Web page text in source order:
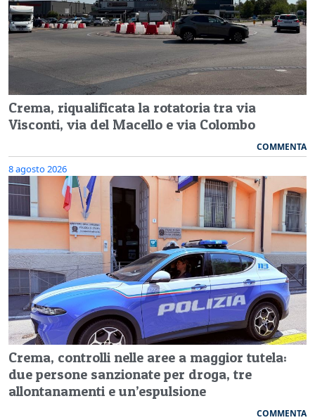
Crema, riqualificata la rotatoria tra via
Visconti, via del Macello e via Colombo
COMMENTA
8 agosto 2026
Crema, controlli nelle aree a maggior tutela:
due persone sanzionate per droga, tre
allontanamenti e un’espulsione
COMMENTA